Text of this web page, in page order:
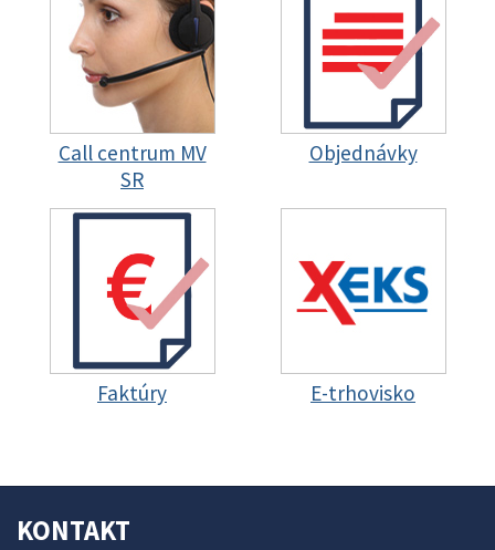
Call centrum MV
SR
Objednávky
Faktúry E-trhovisko
KONTAKT